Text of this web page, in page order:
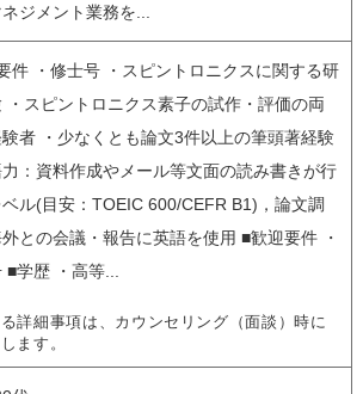
ジメント業務を...
件 ・修士号 ・スピントロニクスに関する研
・スピントロニクス素子の試作・評価の両
者 ・少なくとも論文3件以上の筆頭著経験
力：資料作成やメール等文面の読み書きが行
ベル(目安：TOEIC 600/CEFR B1)，論文調
との会議・報告に英語を使用 ■歓迎要件 ・
■学歴 ・高等...
詳細事項は、カウンセリング（面談）時に
ます。